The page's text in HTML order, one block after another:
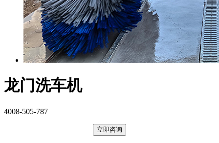
龙门洗车机
4008-505-787
立即咨询